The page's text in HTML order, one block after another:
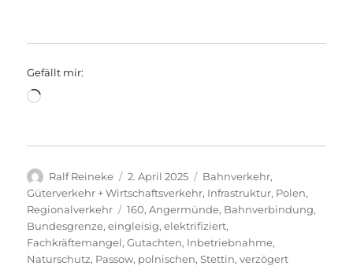
Gefällt mir:
Wird
Autor
Ralf Reineke
Veröffentlicht
am
2. April 2025 Kategorien
Bahnverkehr,
Güterverkehr + Wirtschaftsverkehr, Infrastruktur, Polen,
Regionalverkehr
Schlagwörter
160,Angermünde, Bahnverbindung,
Bundesgrenze,eingleisig,elektrifiziert,
Fachkräftemangel,Gutachten, Inbetriebnahme,
Naturschutz, Passow, polnischen,Stettin,verzögert